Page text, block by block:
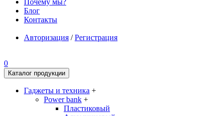
Почему мы?
Блог
Контакты
Авторизация /Регистрация
0
Каталог продукции
Гаджеты и техника +
Power bank +
Пластиковый